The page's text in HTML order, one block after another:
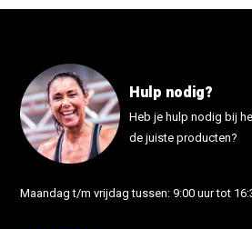
Hulp nodig?
Heb je hulp nodig bij
de juiste producten?
Maandag t/m vrijdag tussen: 9:00 uur tot